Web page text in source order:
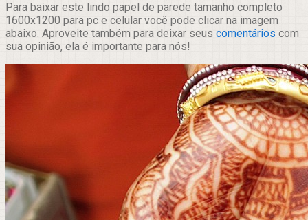
Para baixar este lindo papel de parede tamanho completo
1600x1200 para pc e celular você pode clicar na imagem
abaixo. Aproveite também para deixar seus comentários com
sua opinião, ela é importante para nós!